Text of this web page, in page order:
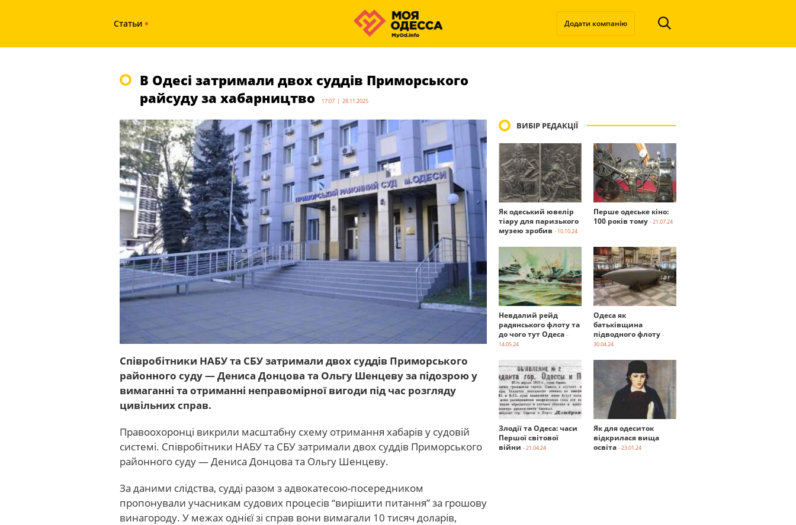
Статьи Додати компанію
В Одесі затримали двох суддів Приморського
райсуду за хабарництво
17:07 | 28.11.2025
Співробітники НАБУ та СБУ затримали двох суддів Приморського
районного суду — Дениса Донцова та Ольгу Шенцеву за підозрою у
вимаганні та отриманні неправомірної вигоди під час розгляду
цивільних справ.
Правоохоронці викрили масштабну схему отримання хабарів у судовій
системі. Співробітники НАБУ та СБУ затримали двох суддів Приморського
районного суду — Дениса Донцова та Ольгу Шенцеву.
За даними слідства, судді разом з адвокатесою-посередником
пропонували учасникам судових процесів “вирішити питання” за грошову
винагороду. У межах однієї зі справ вони вимагали 10 тисяч доларів,
ВИБІР РЕДАКЦІЇ
Як одеський ювелір
тіару для паризького
музею зробив - 10.10.24
Перше одеське кіно:
100 років тому - 21.07.24
Невдалий рейд
радянського флоту та
до чого тут Одеса -
14.05.24
Одеса як
батьківщина
підводного флоту -
30.04.24
Злодії та Одеса: часи
Першої світової
війни - 21.04.24
Як для одеситок
відкрилася вища
освіта - 23.01.24